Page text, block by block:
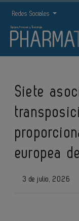
Redes Sociales
Siete
europea
3 de julio, 2026